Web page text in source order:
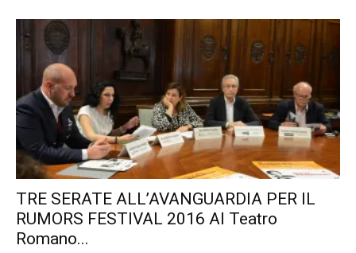
TRE SERATE ALL’AVANGUARDIA PER IL
RUMORS FESTIVAL 2016 Al Teatro
Romano...